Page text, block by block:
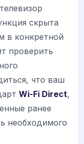
скрыта
в конкретной
проверить
что ваш
Wi-Fi Direct,
ранее
необходимого